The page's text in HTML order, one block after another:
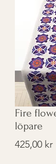
Fire
löpare
425,00 kr